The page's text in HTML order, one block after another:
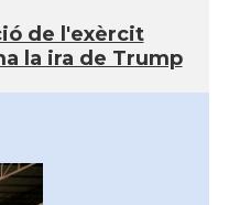
de l'exèrcit
la ira de Trump